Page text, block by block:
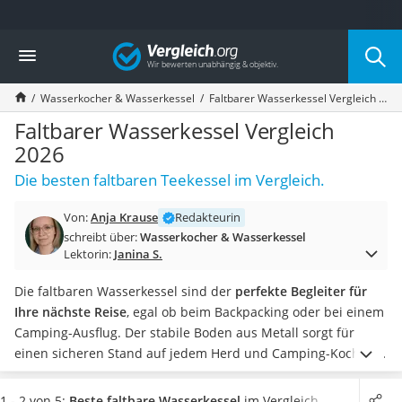
Die beliebtesten Vergleiche nach Kategorie
Haushalt
Wassersprudler
Zentralstaubsauger
Brotbackautomat
Wischroboter
Wäschespinne
Industriestaubsauger
Akku-Staubsauger
Eierkocher
AEG-Waschmaschine
Saug-Wisch-Roboter
Handstaubsauger
Milchaufschäumer
Kondenstrockner
Reiskocher
Vergleich
Wasserkocher & Wasserkessel Faltbarer Wasserkessel Vergleich 2026
Faltbarer Wasserkessel Vergleich
2026
Die besten faltbaren Teekessel im Vergleich.
Von:Anja Krause
Redakteurin
schreibt über:Wasserkocher & Wasserkessel
Lektorin: Janina S.
Die faltbaren Wasserkessel sind der perfekte Begleiter für
Ihre nächste Reise, egal ob beim Backpacking oder bei einem
Camping-Ausflug. Der stabile Boden aus Metall sorgt für
einen sicheren Stand auf jedem Herd und Camping-Kocher.
Durch diefaltbare Silikon-Mittepasst der Kessel auch
bequem in kleine Rucksäcke. Wählen Sie jetzt einen faltbaren